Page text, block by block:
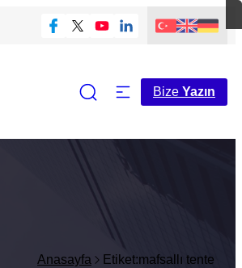
Bize Yazın
Anasayfa Etiket:mafsallı tente